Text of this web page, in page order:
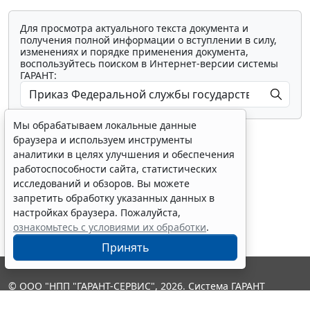
Для просмотра актуального текста документа и
получения полной информации о вступлении в силу,
изменениях и порядке применения документа,
воспользуйтесь поиском в Интернет-версии системы
ГАРАНТ:
Показать все материалы
Мы обрабатываем локальные данные
браузера и используем инструменты
аналитики в целях улучшения и обеспечения
работоспособности сайта, статистических
исследований и обзоров. Вы можете
запретить обработку указанных данных в
настройках браузера. Пожалуйста,
ознакомьтесь с условиями их обработки.
Принять
© ООО "НПП "ГАРАНТ-СЕРВИС", 2026. Система ГАРАНТ